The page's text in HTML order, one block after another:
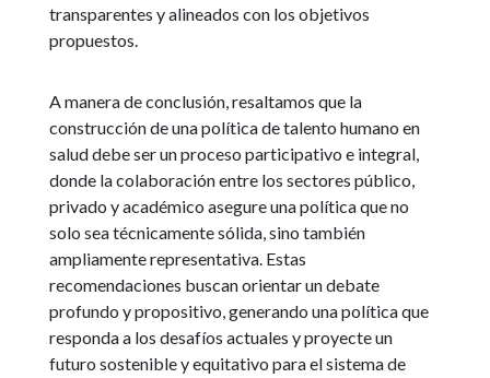
transparentes y alineados con los objetivos
propuestos.
A manera de conclusión, resaltamos que la
construcción de una política de talento humano en
salud debe ser un proceso participativo e integral,
donde la colaboración entre los sectores público,
privado y académico asegure una política que no
solo sea técnicamente sólida, sino también
ampliamente representativa. Estas
recomendaciones buscan orientar un debate
profundo y propositivo, generando una política que
responda a los desafíos actuales y proyecte un
futuro sostenible y equitativo para el sistema de